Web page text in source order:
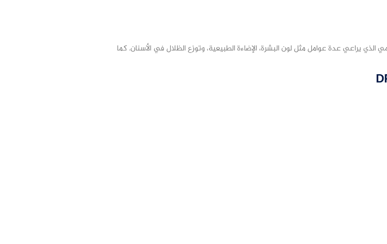
الذي يراعي عدة عوامل مثل لون البشرة، الإضاءة الطبيعية، وتوزع الظلال في الأسنان. كما